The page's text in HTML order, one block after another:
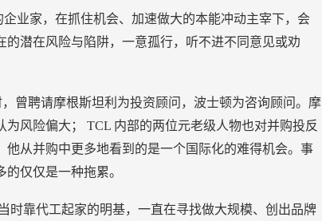
业家，在抓住机会、加速做大的本能冲动主宰下，会
潜在风险与陷阱，一意孤行，听不进不同意见或劝
曾聘请摩根斯坦利为投资顾问，波士顿为咨询顾问。摩
为风险偏大； TCL 内部的两位元老级人物也对并购投反
从并购中更多地看到的是一个国际化的难得机会。事
仅仅是一种拖累。
时靠代工起家的明基，一直在寻找做大规模、创出品牌